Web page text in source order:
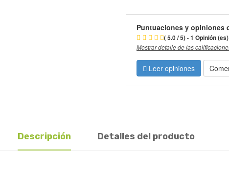
Puntuaciones y opiniones
( 5.0 / 5) - 1 Opinión (es)
Mostrar detalle de las
Leer opiniones
Descripción Detalles del producto